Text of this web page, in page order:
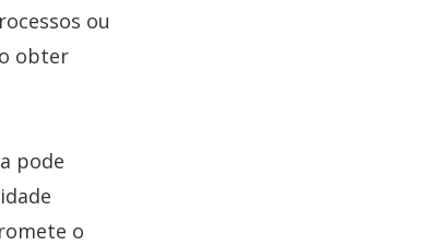
ou
obter
pode
o